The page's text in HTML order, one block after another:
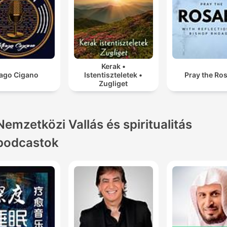
Cigano
Kerak •
Istentiszteletek •
Zugliget
Pray the
Vallás és spiritualitás